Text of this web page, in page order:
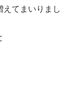
えてまいりまし